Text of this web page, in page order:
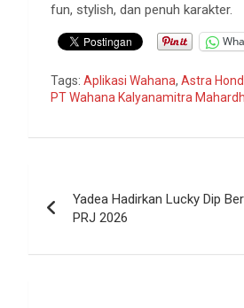
fun, stylish, dan penuh karakter.
Tags: Aplikasi Wahana, Astra
PT Wahana Kalyanamitra
pos
Yadea Hadirkan Lucky Dip
PRJ 2026